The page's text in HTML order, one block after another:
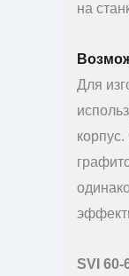
на
Для
SVI